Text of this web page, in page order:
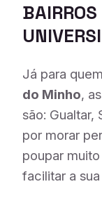
Já para
do Minho,
são: Gualtar,
por morar
poupar
facilitar a